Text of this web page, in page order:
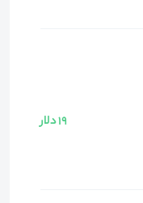
19 دلار